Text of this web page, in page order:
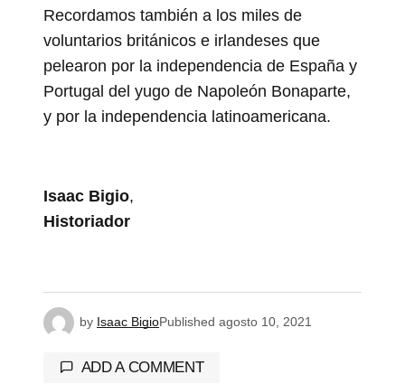
Recordamos también a los miles de
voluntarios británicos e irlandeses que
pelearon por la independencia de España y
Portugal del yugo de Napoleón Bonaparte,
y por la independencia latinoamericana.
Isaac Bigio,
Historiador
by Isaac BigioPublished agosto 10, 2021
ADD A COMMENT